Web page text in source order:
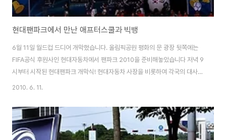
현대팬파크에서 만난 애프터스쿨과 빅뱅
6월 11일 월드컵 드디어 개막했습니다. 올림픽공원 평화의 문 광장 뒷쪽에는
FIFA공식 후원사인 현대자동차에서 팬파크 2010을 준비해놓았습니다 저녁 9
시부터 시작된 현대팬파크 개막식! 현대자동차 사장을 비롯하여 각국의 대사,
그리고 국가브랜드위원장 어윤대 위원장도 왔더군요 뒤늦게 도착해서 그런지
막식을 알리는 축포가 터졌습니다. 현대팬파크에서는 11일 개막전을 시작으로
이제 32일동안 올림픽공원에서 경기를 관람 할 수 있습니다. 이제 애프터스쿨
과 빅뱅의 축하무대가 이어졌습니다 아 가까이서 담질 못해서 무척 아쉬웠습니
2010. 6. 11.